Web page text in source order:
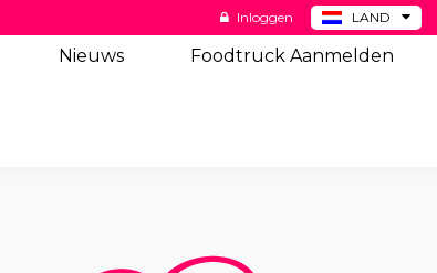
LAND
BE
Inloggen
Nieuws Foodtruck Aanmelden